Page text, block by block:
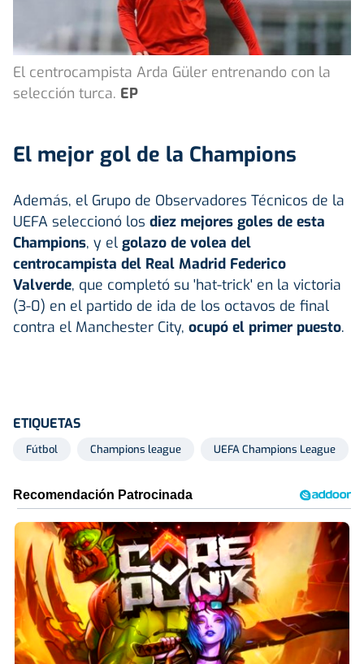
El centrocampista Arda Güler entrenando con la
selección turca. EP
El mejor gol de la Champions
Además, el Grupo de Observadores Técnicos de la
UEFA seleccionó los diez mejores goles de esta
Champions, y el golazo de volea del
centrocampista del Real Madrid Federico
Valverde, que completó su 'hat-trick' en la victoria
(3-0) en el partido de ida de los octavos de final
contra el Manchester City, ocupó el primer puesto.
ETIQUETAS
Fútbol Champions league UEFA Champions League